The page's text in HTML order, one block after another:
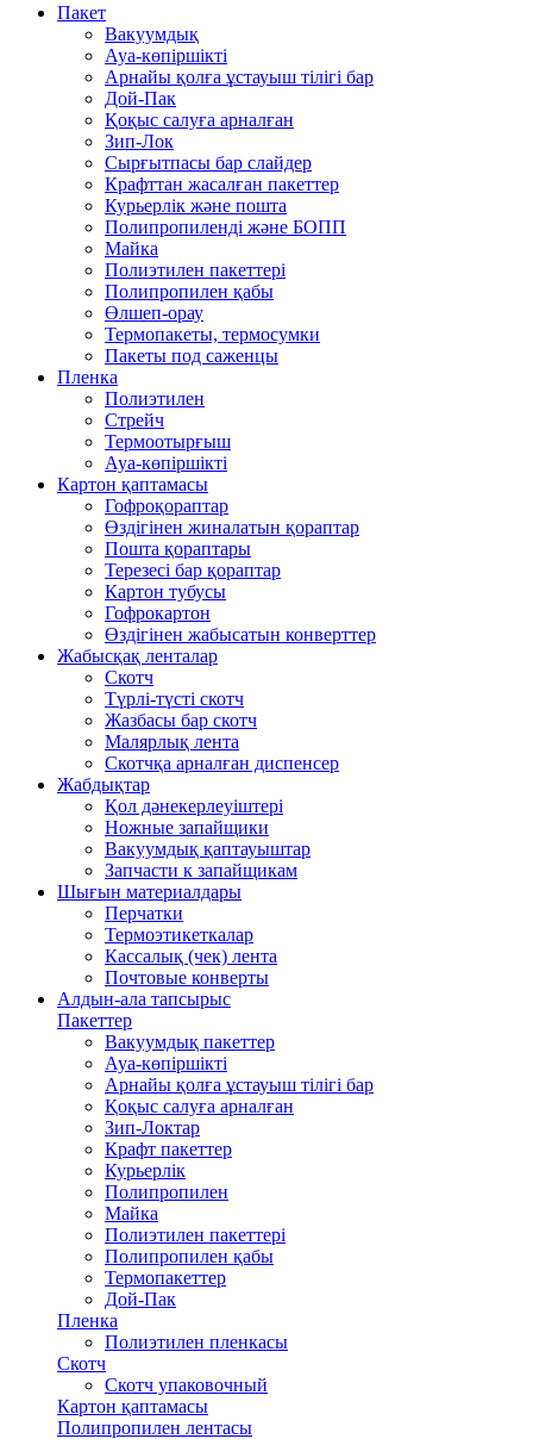
Пакет
Вакуумдық
Ауа-көпіршікті
Арнайы қолға ұстауыш тілігі бар
Дой-Пак
Қоқыс салуға арналған
Зип-Лок
Сырғытпасы бар слайдер
Крафттан жасалған пакеттер
Курьерлік және пошта
Полипропиленді және БОПП
Майка
Полиэтилен пакеттері
Полипропилен қабы
Өлшеп-орау
Термопакеты, термосумки
Пакеты под саженцы
Пленка
Полиэтилен
Стрейч
Термоотырғыш
Ауа-көпіршікті
Картон қаптамасы
Гофроқораптар
Өздігінен жиналатын қораптар
Пошта қораптары
Терезесі бар қораптар
Картон тубусы
Гофрокартон
Өздігінен жабысатын конверттер
Жабысқақ ленталар
Скотч
Түрлі-түсті скотч
Жазбасы бар скотч
Малярлық лента
Скотчқа арналған диспенсер
Жабдықтар
Қол дәнекерлеуіштері
Ножные запайщики
Вакуумдық қаптауыштар
Запчасти к запайщикам
Шығын материалдары
Перчатки
Термоэтикеткалар
Кассалық (чек) лента
Почтовые конверты
Алдын-ала тапсырыс
Пакеттер
Вакуумдық пакеттер
Ауа-көпіршікті
Арнайы қолға ұстауыш тілігі бар
Қоқыс салуға арналған
Зип-Локтар
Крафт пакеттер
Курьерлік
Полипропилен
Майка
Полиэтилен пакеттері
Полипропилен қабы
Термопакеттер
Дой-Пак
Пленка
Полиэтилен пленкасы
Скотч
Скотч упаковочный
Картон қаптамасы
Полипропилен лентасы